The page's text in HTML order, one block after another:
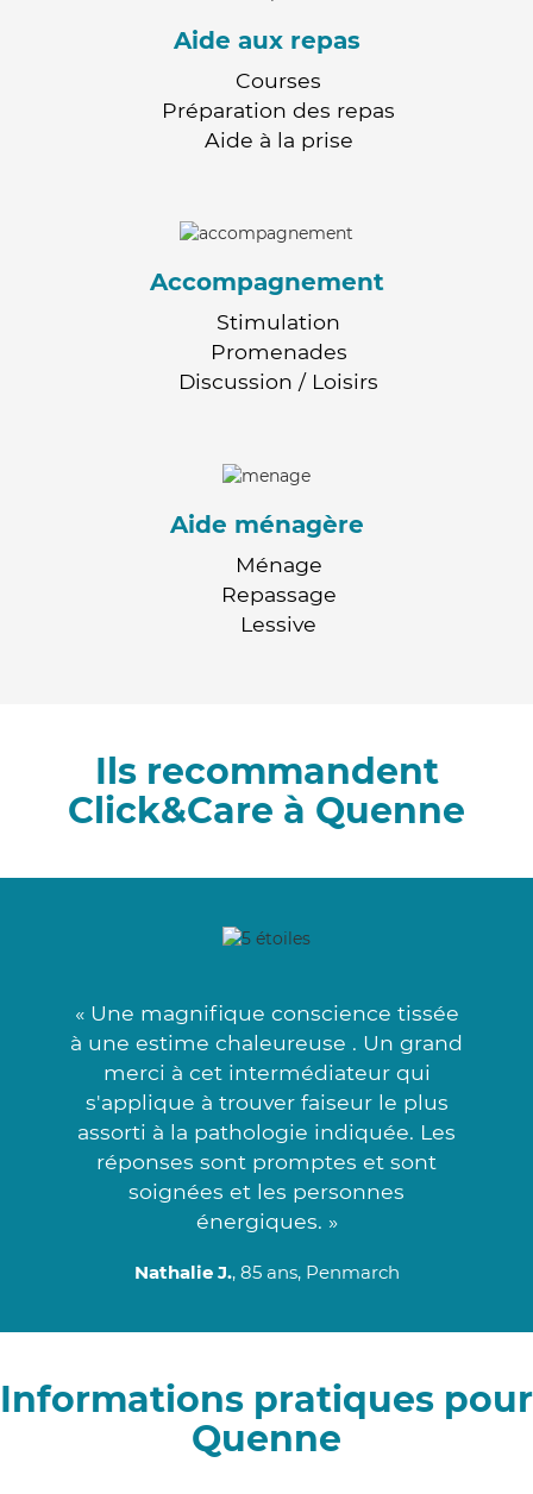
Aide aux repas
Courses
Préparation des repas
Aide à la prise
Accompagnement
Stimulation
Promenades
Discussion / Loisirs
Aide ménagère
Ménage
Repassage
Lessive
Ils recommandent
Click&Care à Quenne
« Une magnifique conscience tissée
à une estime chaleureuse . Un grand
merci à cet intermédiateur qui
s'applique à trouver faiseur le plus
assorti à la pathologie indiquée. Les
réponses sont promptes et sont
soignées et les personnes
énergiques. »
Nathalie J., 85 ans, Penmarch
Informations pratiques pour
Quenne